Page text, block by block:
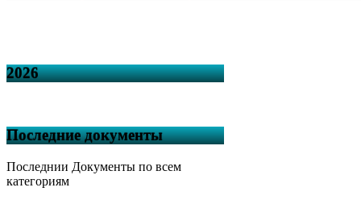
2026
Последние документы
Последнии Документы по всем
категориям